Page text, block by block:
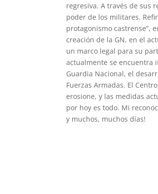
regresiva. A través de sus
poder de los militares.
protagonismo castrense”,
creación de la GN, en el
un marco legal para su
actualmente se encuentra
Guardia Nacional, el
Fuerzas Armadas. El
erosione, y las medidas
por hoy es todo. Mi
y muchos, muchos días!